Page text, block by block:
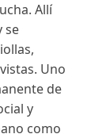
Allí
se
Uno
de
y
como